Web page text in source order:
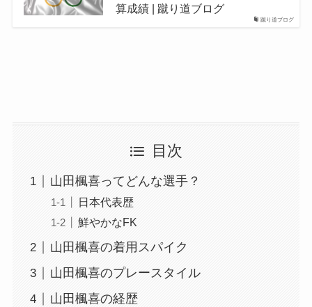
蹴り道ブログ
算成績 | 蹴り道ブログ
目次
山田楓喜ってどんな選手？
日本代表歴
鮮やかなFK
山田楓喜の着用スパイク
山田楓喜のプレースタイル
山田楓喜の経歴